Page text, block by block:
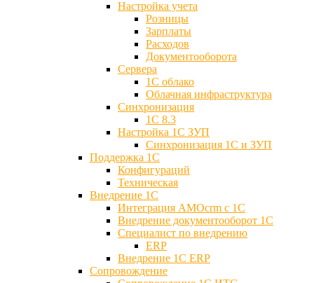
Настройка учета
Розницы
Зарплаты
Расходов
Документооборота
Сервера
1С облако
Облачная инфраструктура
Синхронизация
1С 8.3
Настройка 1С ЗУП
Синхронизация 1С и ЗУП
Поддержка 1С
Конфигураций
Техническая
Внедрение 1С
Интеграция AMOcrm с 1C
Внедрение документооборот 1С
Специалист по внедрению
ERP
Внедрение 1С ERP
Cопровождение